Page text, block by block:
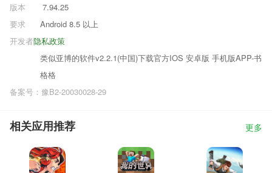
版本
7.94.25
要求
Android 8.5 以上
隐私政策
开发者
类似亚博的软件v2.2.1(中国)下载官方IOS 安卓版 手机版APP-书
格格
备案号：豫B2-20030028-29
相关应用推荐 更多